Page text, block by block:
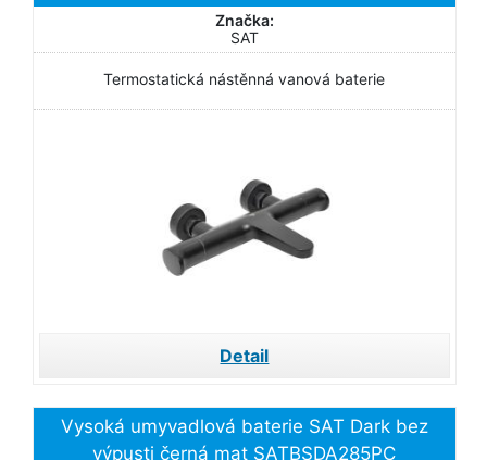
Značka:
SAT
Termostatická nástěnná vanová baterie
Detail
Vysoká umyvadlová baterie SAT Dark bez
výpusti černá mat SATBSDA285PC